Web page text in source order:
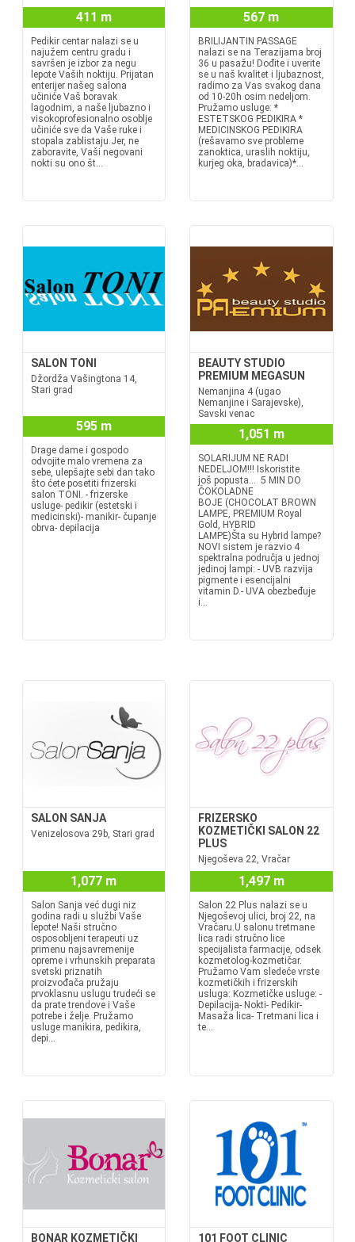
411 m
Pedikir centar nalazi se u
najužem centru gradu i
savršen je izbor za negu
lepote Vaših noktiju. Prijatan
enterijer našeg salona
učiniće Vaš boravak
lagodnim, a naše ljubazno i
visokoprofesionalno osoblje
učiniće sve da Vaše ruke i
stopala zablistaju.Jer, ne
zaboravite, Vaši negovani
nokti su ono št...
567 m
BRILIJANTIN PASSAGE
nalazi se na Terazijama broj
36 u pasažu! Dođite i uverite
se u naš kvalitet i ljubaznost,
radimo za Vas svakog dana
od 10-20h osim nedeljom.
Pružamo usluge: *
ESTETSKOG PEDIKIRA *
MEDICINSKOG PEDIKIRA
(rešavamo sve probleme
zanoktica, uraslih noktiju,
kurjeg oka, bradavica)*...
SALON TONI
Džordža Vašingtona 14,
Stari grad
595 m
Drage dame i gospodo
odvojite malo vremena za
sebe, ulepšajte sebi dan tako
što ćete posetiti frizerski
salon TONI. - frizerske
usluge- pedikir (estetski i
medicinski)- manikir- čupanje
obrva- depilacija
BEAUTY STUDIO
PREMIUM MEGASUN
Nemanjina 4 (ugao
Nemanjine i Sarajevske),
Savski venac
1,051 m
SOLARIJUM NE RADI
NEDELJOM!!! Iskoristite
još popusta... 5 MIN DO
ČOKOLADNE
BOJE (CHOCOLAT BROWN
LAMPE, PREMIUM Royal
Gold, HYBRID
LAMPE)Šta su Hybrid lampe?
NOVI sistem je razvio 4
spektralna područja u jednoj
jedinoj lampi: - UVB razvija
pigmente i esencijalni
vitamin D.- UVA obezbeđuje
i...
SALON SANJA
Venizelosova 29b, Stari grad
1,077 m
Salon Sanja već dugi niz
godina radi u službi Vaše
lepote! Naši stručno
osposobljeni terapeuti uz
primenu najsavremenije
opreme i vrhunskih preparata
svetski priznatih
proizvođača pružaju
prvoklasnu uslugu trudeći se
da prate trendove i Vaše
potrebe i želje. Pružamo
usluge manikira, pedikira,
depi...
FRIZERSKO
KOZMETIČKI SALON 22
PLUS
Njegoševa 22, Vračar
1,497 m
Salon 22 Plus nalazi se u
Njegoševoj ulici, broj 22, na
Vračaru.U salonu tretmane
lica radi stručno lice
specijalista farmacije, odsek
kozmetolog-kozmetičar.
Pružamo Vam sledeće vrste
kozmetičkih i frizerskih
usluga: Kozmetičke usluge: -
Depilacija- Nokti- Pedikir-
Masaža lica- Tretmani lica i
te...
BONAR KOZMETIČKI 101 FOOT CLINIC